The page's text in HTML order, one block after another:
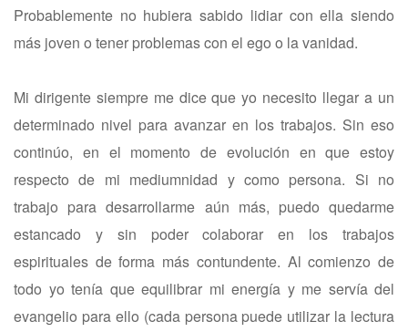
Probablemente no hubiera sabido lidiar con ella siendo
más joven o tener problemas con el ego o la vanidad.
Mi dirigente siempre me dice que yo necesito llegar a un
determinado nivel para avanzar en los trabajos. Sin eso
continúo, en el momento de evolución en que estoy
respecto de mi mediumnidad y como persona. Si no
trabajo para desarrollarme aún más, puedo quedarme
estancado y sin poder colaborar en los trabajos
espirituales de forma más contundente. Al comienzo de
todo yo tenía que equilibrar mi energía y me servía del
evangelio para ello (cada persona puede utilizar la lectura